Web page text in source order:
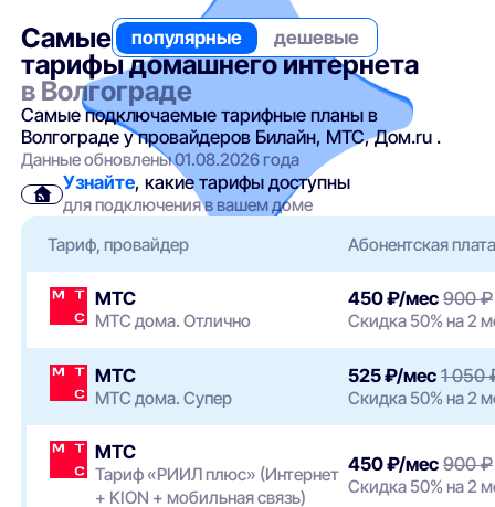
Самые популярные дешевые
тарифы домашнего интернета
в Волгограде
Самые подключаемые тарифные планы в
Волгограде у провайдеров Билайн, МТС, Дом.ru .
Данные обновлены 01.08.2026 года
Узнайте, какие тарифы доступны
для подключения в вашем доме
Тариф, провайдер
Абонентская
МТС
МТС дома. Отлично
450 ₽/мес 900 ₽
Скидка 50% на 2
МТС
МТС дома. Супер
525 ₽/мес 1 050
Скидка 50% на 2
МТС
Тариф «РИИЛ плюс» (Интернет
+ KION + мобильная связь)
450 ₽/мес 900 ₽
Скидка 50% на 2